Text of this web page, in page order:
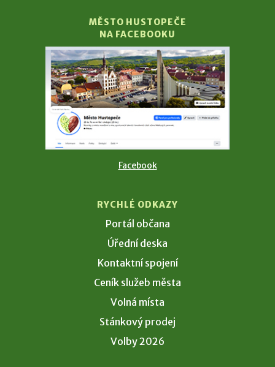
MĚSTO HUSTOPEČE
NA FACEBOOKU
Facebook
RYCHLÉ ODKAZY
Portál občana
Úřední deska
Kontaktní spojení
Ceník služeb města
Volná místa
Stánkový prodej
Volby 2026